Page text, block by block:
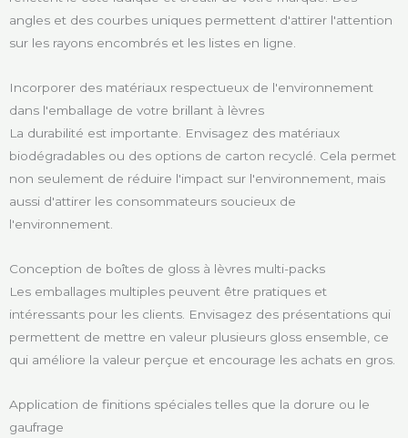
angles et des courbes uniques permettent d'attirer l'attention
sur les rayons encombrés et les listes en ligne.
Incorporer des matériaux respectueux de l'environnement
dans l'emballage de votre brillant à lèvres
La durabilité est importante. Envisagez des matériaux
biodégradables ou des options de carton recyclé. Cela permet
non seulement de réduire l'impact sur l'environnement, mais
aussi d'attirer les consommateurs soucieux de
l'environnement.
Conception de boîtes de gloss à lèvres multi-packs
Les emballages multiples peuvent être pratiques et
intéressants pour les clients. Envisagez des présentations qui
permettent de mettre en valeur plusieurs gloss ensemble, ce
qui améliore la valeur perçue et encourage les achats en gros.
Application de finitions spéciales telles que la dorure ou le
gaufrage